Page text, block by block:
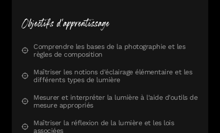
Objectifs d'apprentissage
Comprendre les bases de la photographie et les
règles de composition
Maîtriser les notions d'éclairage élémentaire et les
différents types de lumière
Mesurer et interpréter la lumière à l'aide d'outils de
mesure appropriés
Maîtriser la réflexion de la lumière et les lois
associées